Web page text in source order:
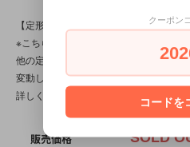
【定形外対応商品】
※こちらの商品は【サイズ規格内・(1)～
他の定形外対応商品と複数購入される
変動します。送料は【最終注文確認書
詳しくは
こちら
販売価格 SOLD
クーポン
コードを